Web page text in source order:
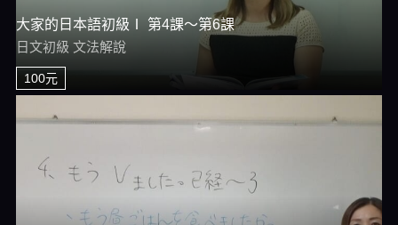
大家的日本語初級Ⅰ 第4課～第6課
日文初級 文法解說
100元